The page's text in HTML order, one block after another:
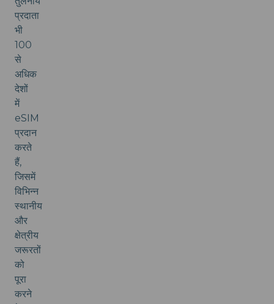
प्रदाता
भी
100
से
अधिक
देशों
में
eSIM
प्रदान
करते
हैं,
जिसमें
विभिन्न
स्थानीय
और
क्षेत्रीय
जरूरतों
को
पूरा
करने